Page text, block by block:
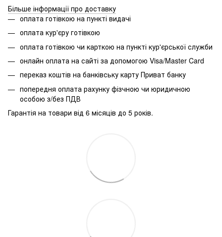
Більше інформації про доставку
оплата готівкою на пункті видачі
оплата кур'єру готівкою
оплата готівкою чи карткою на пункті кур'єрської служби
онлайн оплата на сайті за допомогою Visa/Master Card
переказ коштів на банківську карту Приват банку
попередня оплата рахунку фізчною чи юридичною
особою з/без ПДВ
Гарантія на товари від 6 місяців до 5 років.